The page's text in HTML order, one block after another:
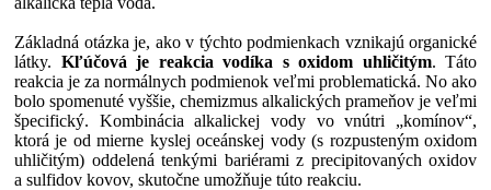
Základná otázka je, ako v týchto podmienkach vznikajú organické
látky. Kľúčová je reakcia vodíka s oxidom uhličitým. Táto
reakcia je za normálnych podmienok veľmi problematická. No ako
bolo spomenuté vyššie, chemizmus alkalických prameňov je veľmi
špecifický. Kombinácia alkalickej vody vo vnútri „komínov“,
ktorá je od mierne kyslej oceánskej vody (s rozpusteným oxidom
uhličitým) oddelená tenkými bariérami z precipitovaných oxidov
a sulfidov kovov, skutočne umožňuje túto reakciu.